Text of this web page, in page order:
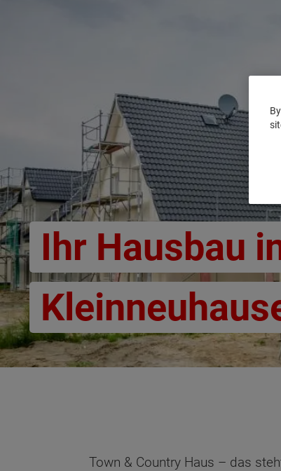
Ihr Hausbau
Town & Country Haus – das